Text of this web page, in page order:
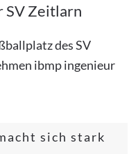
SV Zeitlarn
des SV
ibmp ingenieur
sich stark